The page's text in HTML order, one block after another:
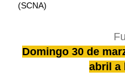
(SCNA)
Domingo 30 de
abril a